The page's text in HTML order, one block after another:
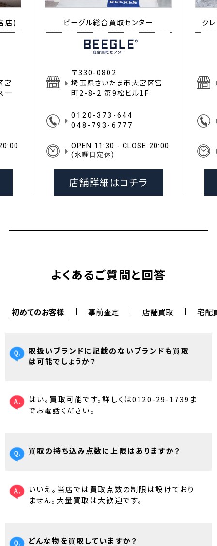
店)
宮
一
ビーグル総合買取センター
〒330-0802
埼玉県さいたま市大宮区宮
町2-8-2 第9松ビル1F
0120-373-644
048-793-6777
OPEN 11:30 - CLOSE 20:00
(水曜日定休)
店舗詳細はコチラ
ク
よくあるご質問と回答
初めてのお客様 事前査定 店舗買取 宅配
取扱いブランドに記載のないブランドも買取
は可能でしょうか？
はい。買取可能です。詳しくは0120-29-1739ま
でお電話ください。
買取の持ち込み点数に上限はありますか？
いいえ。当店では買取点数の制限は設けており
ません。大量買取は大歓迎です。
どんな物を買取していますか？